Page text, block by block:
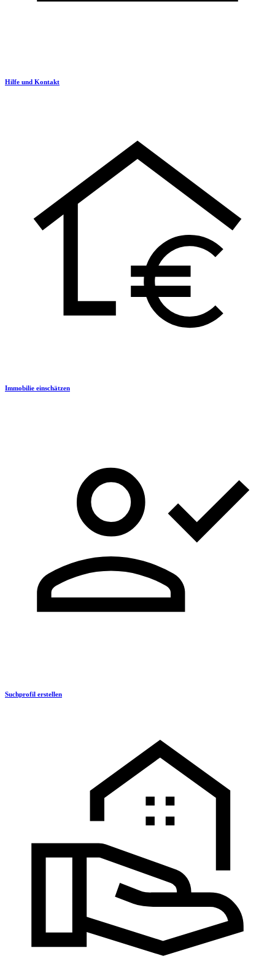
Hilfe und Kontakt
Immobilie einschätzen
Suchprofil erstellen